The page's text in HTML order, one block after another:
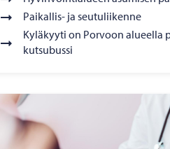
Paikallis- ja seutuliikenne
Kyläkyyti on Porvoon alueella
kutsubussi